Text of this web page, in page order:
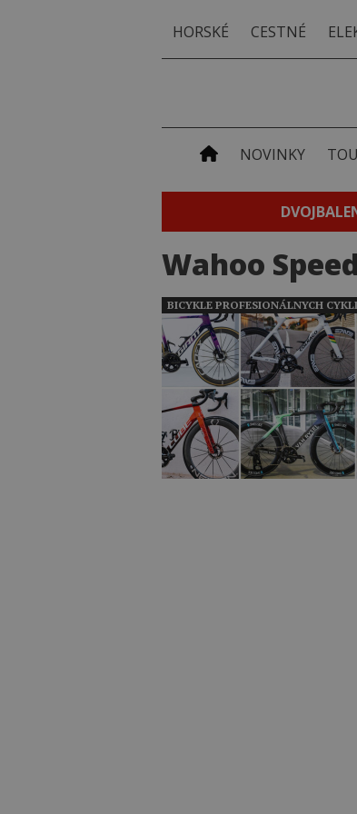
HORSKÉ CESTNÉ
NOVINKY
Wahoo
BICYKLE PROFESIONÁLNYCH